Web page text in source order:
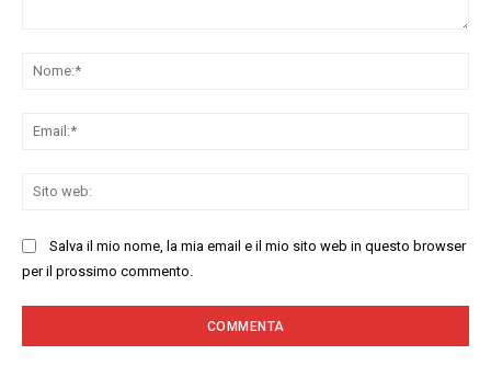
Salva il mio nome, la mia email e il mio sito web in questo browser
per il prossimo commento.